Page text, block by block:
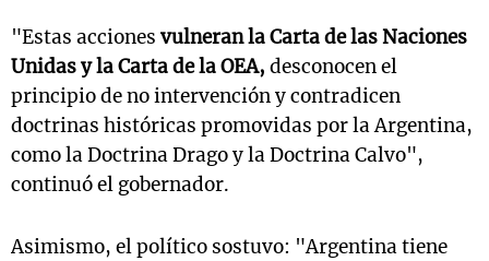
"Estas acciones vulneran la Carta de las Naciones
Unidas y la Carta de la OEA, desconocen el
principio de no intervención y contradicen
doctrinas históricas promovidas por la Argentina,
como la Doctrina Drago y la Doctrina Calvo",
continuó el gobernador.
Asimismo, el político sostuvo: "Argentina tiene